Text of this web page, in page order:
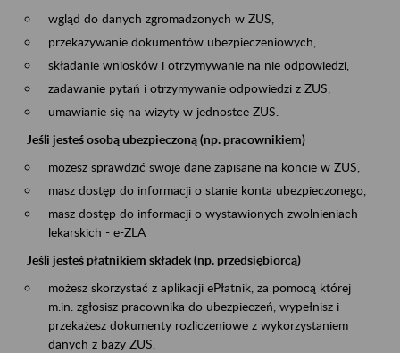
wgląd do danych zgromadzonych w ZUS,
przekazywanie dokumentów ubezpieczeniowych,
składanie wniosków i otrzymywanie na nie odpowiedzi,
zadawanie pytań i otrzymywanie odpowiedzi z ZUS,
umawianie się na wizyty w jednostce ZUS.
Jeśli jesteś osobą ubezpieczoną (np. pracownikiem)
możesz sprawdzić swoje dane zapisane na koncie w ZUS,
masz dostęp do informacji o stanie konta ubezpieczonego,
masz dostęp do informacji o wystawionych zwolnieniach
lekarskich - e-ZLA
Jeśli jesteś płatnikiem składek (np. przedsiębiorcą)
możesz skorzystać z aplikacji ePłatnik, za pomocą której
m.in. zgłosisz pracownika do ubezpieczeń, wypełnisz i
przekażesz dokumenty rozliczeniowe z wykorzystaniem
danych z bazy ZUS,